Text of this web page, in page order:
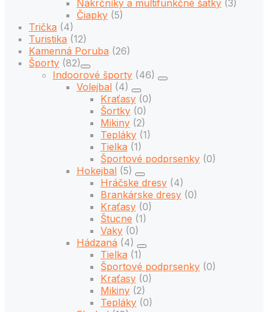
Nákrčníky a multifunkčné šatky (3)
Čiapky (5)
Trička (4)
Turistika (12)
Kamenná Poruba (26)
Športy (82)
Indoorové športy (46)
Volejbal (4)
Kraťasy (0)
Šortky (0)
Mikiny (2)
Tepláky (1)
Tielka (1)
Športové podprsenky (0)
Hokejbal (5)
Hráčske dresy (4)
Brankárske dresy (0)
Kraťasy (0)
Štucne (1)
Vaky (0)
Hádzaná (4)
Tielka (1)
Športové podprsenky (0)
Kraťasy (0)
Mikiny (2)
Tepláky (0)